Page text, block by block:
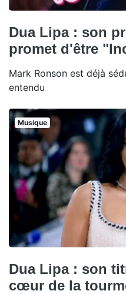
Dua Lipa : son
promet d'être
Mark Ronson est déjà
entendu
Musique
Dua Lipa : son
cœur de la